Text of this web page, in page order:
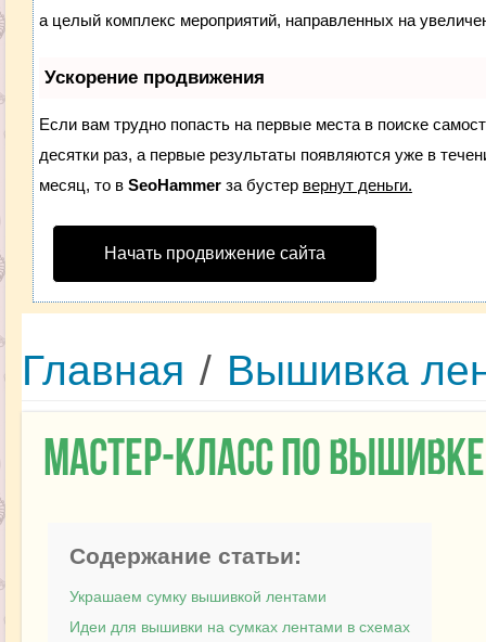
а целый комплекс мероприятий, направленных на
Ускорение продвижения
Если вам трудно попасть на первые места в поиске
десятки раз, а первые результаты появляются уже в
месяц, то в SeoHammerза бустер вернут деньги.
Начать продвижение сайта
Главная / Вышивка
Мастер-класс по
Содержание статьи:
Украшаем сумку вышивкой лентами
Идеи для вышивки на сумках лентами в схемах